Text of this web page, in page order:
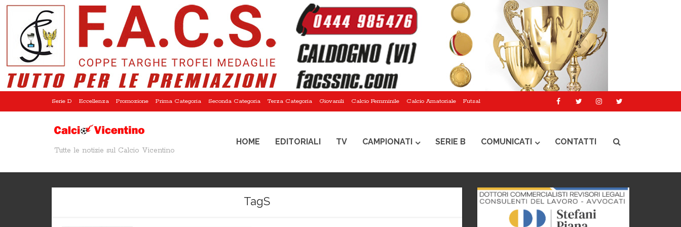
Serie D Eccellenza Promozione Prima Categoria Seconda Categoria Terza Categoria Giovanili Calcio Femminile Calcio Amatoriale Futsal
Tutte le notizie sul Calcio Vicentino
HOME EDITORIALI TV CAMPIONATI SERIE B COMUNICATI CONTATTI
TagS